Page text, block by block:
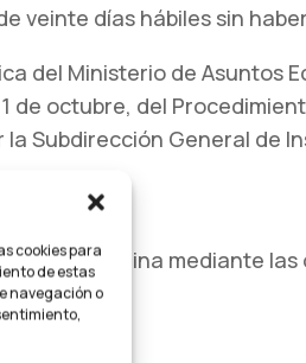
cookies para
de estas
navegación o
veinte días hábiles sin
del Ministerio de Asuntos
de octubre, del
Subdirección General de
de la página mediante las